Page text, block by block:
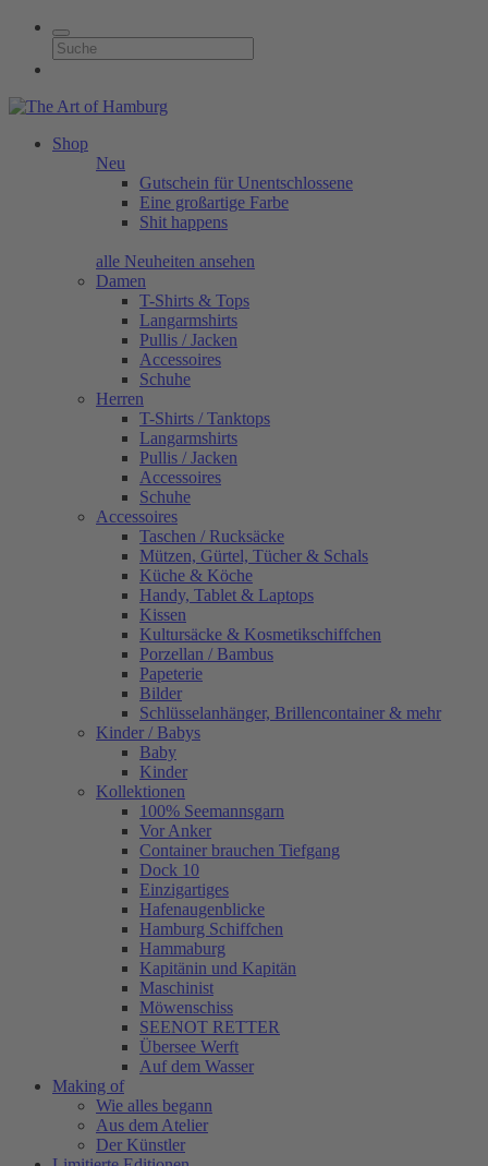
Shop
Neu
Gutschein für Unentschlossene
Eine großartige Farbe
Shit happens
alle Neuheiten ansehen
Damen
T-Shirts & Tops
Langarmshirts
Pullis / Jacken
Accessoires
Schuhe
Herren
T-Shirts / Tanktops
Langarmshirts
Pullis / Jacken
Accessoires
Schuhe
Accessoires
Taschen / Rucksäcke
Mützen, Gürtel, Tücher & Schals
Küche & Köche
Handy, Tablet & Laptops
Kissen
Kultursäcke & Kosmetikschiffchen
Porzellan / Bambus
Papeterie
Bilder
Schlüsselanhänger, Brillencontainer & mehr
Kinder / Babys
Baby
Kinder
Kollektionen
100% Seemannsgarn
Vor Anker
Container brauchen Tiefgang
Dock 10
Einzigartiges
Hafenaugen­blicke
Hamburg Schiffchen
Hammaburg
Kapitänin und Kapitän
Maschinist
Möwenschiss
SEENOT RETTER
Übersee Werft
Auf dem Wasser
Making of
Wie alles begann
Aus dem Atelier
Der Künstler